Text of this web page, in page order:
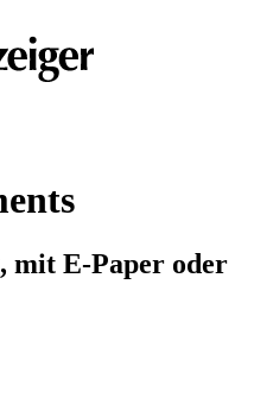
mit E-Paper oder